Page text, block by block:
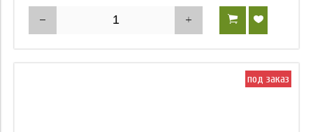
под заказ